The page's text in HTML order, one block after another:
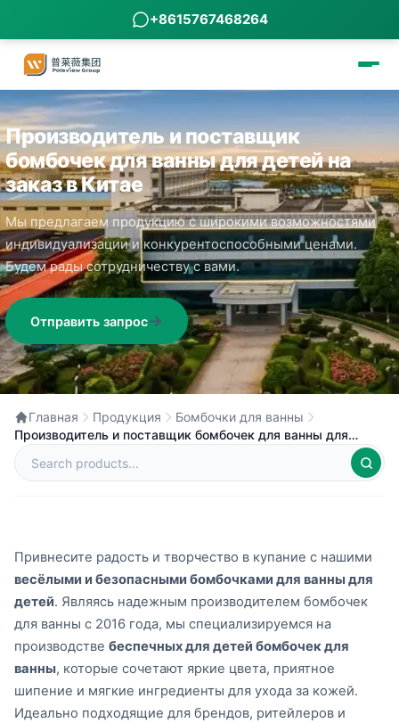
+8615767468264
Производитель и поставщик
бомбочек для ванны для детей на
заказ в Китае
Мы предлагаем продукцию с широкими возможностями
индивидуализации и конкурентоспособными ценами.
Будем рады сотрудничеству с вами.
Отправить запрос
Главная Продукция
Бомбочки для ванны
Производитель и поставщик бомбочек для ванны для
детей на заказ в Китае
Привнесите радость и творчество в купание с нашими
весёлыми и безопасными бомбочками для ванны для
детей. Являясь надежным производителем бомбочек
для ванны с 2016 года, мы специализируемся на
производстве беспечных для детей бомбочек для
ванны, которые сочетают яркие цвета, приятное
шипение и мягкие ингредиенты для ухода за кожей.
Идеально подходящие для брендов, ритейлеров и